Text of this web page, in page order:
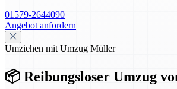
01579-2644090
Angebot anfordern
Umziehen mit Umzug Müller
📦 Reibungsloser Umzug